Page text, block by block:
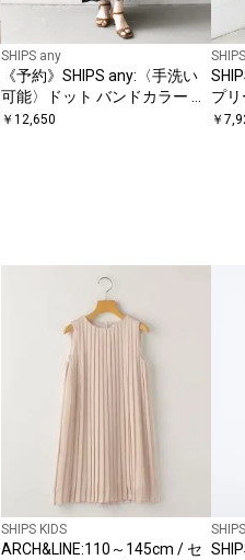
SHIPS any
《予約》SHIPS any:〈手洗い
可能〉ドット バンドカラー プ
リーツ ロング ワンピース
￥ 12,650
プリ
ー
￥
SHIPS KIDS
ARCH&LINE:110～145cm / セ